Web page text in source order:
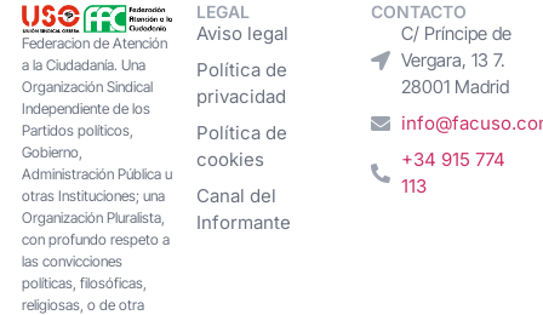
Federacion de Atención
a la Ciudadanía. Una
Organización Sindical
Independiente de los
Partidos políticos,
Gobierno,
Administración Pública u
otras Instituciones; una
Organización Pluralista,
con profundo respeto a
las convicciones
políticas, filosóficas,
religiosas, o de otra
LEGAL
Aviso legal
Política de
privacidad
Política de
cookies
Canal del
Informante
CONTACTO
C/ Príncipe de
Vergara, 13 7.
28001 Madrid
+34 915 774
113